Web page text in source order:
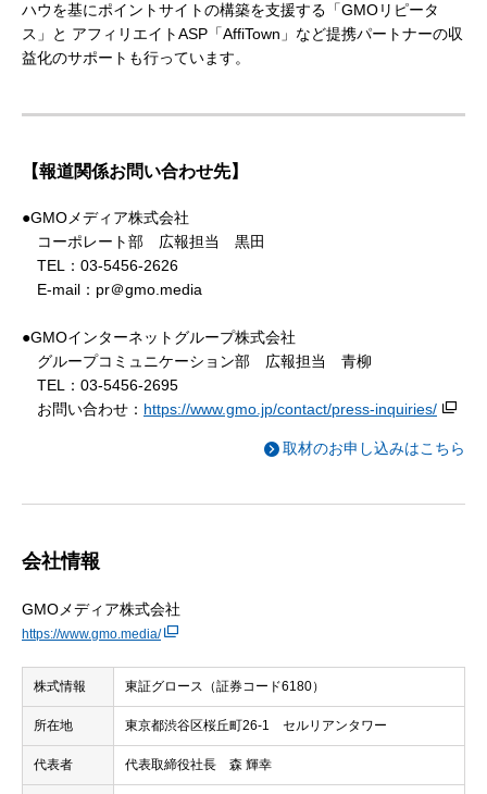
ハウを基にポイントサイトの構築を支援する「GMOリピータ
ス」と アフィリエイトASP「AffiTown」など提携パートナーの収
益化のサポートも行っています。
【報道関係お問い合わせ先】
●GMOメディア株式会社
コーポレート部 広報担当 黒田
TEL：03-5456-2626
E-mail：pr＠gmo.media
●GMOインターネットグループ株式会社
グループコミュニケーション部 広報担当 青柳
TEL：03-5456-2695
お問い合わせ： https://www.gmo.jp/contact/press-inquiries/
取材のお申し込みはこちら
会社情報
GMOメディア株式会社
https://www.gmo.media/
株式情報 東証グロース（証券コード6180）
所在地 東京都渋谷区桜丘町26-1 セルリアンタワー
代表者 代表取締役社長 森 輝幸